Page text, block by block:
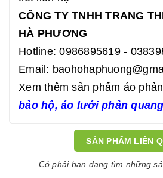
CÔNG TY TNHH TRANG
HÀ PHƯƠNG
Hotline: 0986895619 -
Email:
Xem thêm sản phẩm áo
bảo hộ, áo lưới phản quang
SẢN PHẨM LIÊN
Có phải bạn đang tìm những